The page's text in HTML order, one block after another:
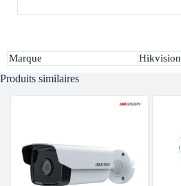
Marque Hikvision
Produits similaires